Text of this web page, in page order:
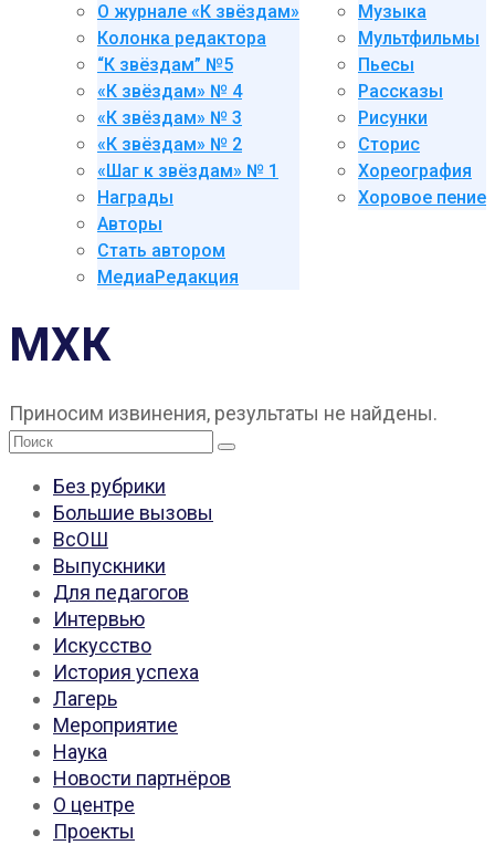
О журнале «К звёздам»
Колонка редактора
“К звёздам” №5
«К звёздам» № 4
«К звёздам» № 3
«К звёздам» № 2
«Шаг к звёздам» № 1
Награды
Авторы
Стать автором
МедиаРедакция
Музыка
Мультфильмы
Пьесы
Рассказы
Рисунки
Сторис
Хореография
Хоровое пение
МХК
Приносим извинения, результаты не найдены.
Поиск:
Без рубрики
Большие вызовы
ВсОШ
Выпускники
Для педагогов
Интервью
Искусство
История успеха
Лагерь
Мероприятие
Наука
Новости партнёров
О центре
Проекты